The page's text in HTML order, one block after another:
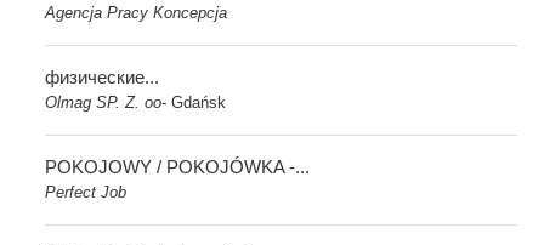
Agencja Pracy Koncepcja
физические...
Olmag SP. Z. oo-Gdańsk
POKOJOWY / POKOJÓWKA -...
Perfect Job